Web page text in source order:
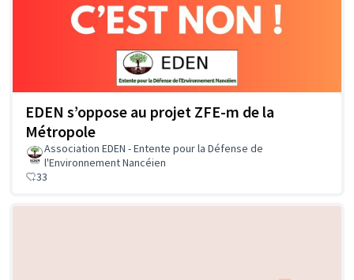
EDEN s’oppose au projet ZFE-m de la
Métropole
Association EDEN - Entente pour la Défense de
l'Environnement Nancéien
33